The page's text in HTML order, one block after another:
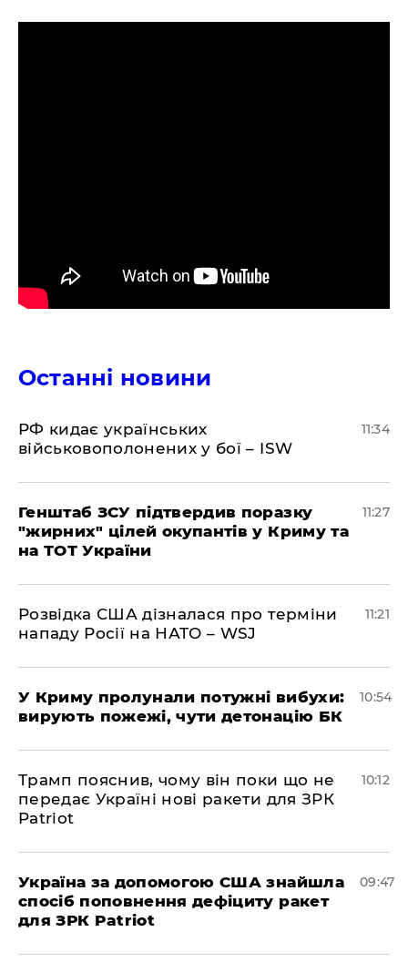
Останні новини
РФ кидає українських
військовополонених у бої – ISW
11:34
Генштаб ЗСУ підтвердив поразку
"жирних" цілей окупантів у Криму та
на ТОТ України
11:27
Розвідка США дізналася про терміни
нападу Росії на НАТО – WSJ
11:21
У Криму пролунали потужні вибухи:
вирують пожежі, чути детонацію БК
10:54
Трамп пояснив, чому він поки що не
передає Україні нові ракети для ЗРК
Patriot
10:12
Україна за допомогою США знайшла
спосіб поповнення дефіциту ракет
для ЗРК Patriot
09:47